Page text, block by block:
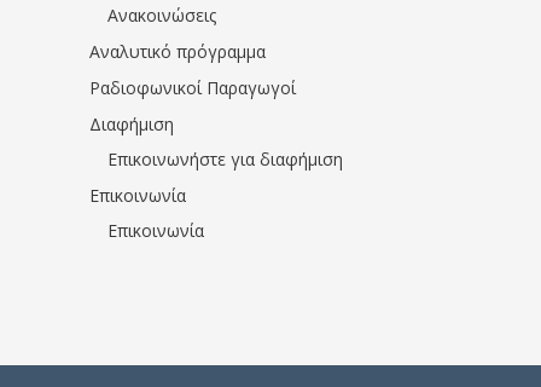
Ανακοινώσεις
Αναλυτικό πρόγραμμα
Ραδιοφωνικοί Παραγωγοί
Διαφήμιση
Επικοινωνήστε για διαφήμιση
Επικοινωνία
Επικοινωνία